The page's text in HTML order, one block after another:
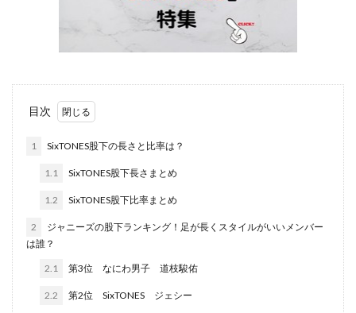
目次
1 SixTONES股下の長さと比率は？
1.1 SixTONES股下長さまとめ
1.2 SixTONES股下比率まとめ
2
ジャニーズの股下ランキング！足が長くスタイルがいいメンバー
は誰？
2.1 第3位 なにわ男子 道枝駿佑
2.2 第2位 SixTONES ジェシー